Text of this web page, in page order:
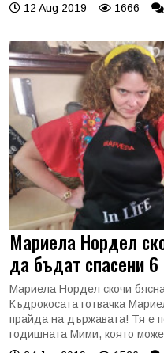
12 Aug 2019
1666
Мариела Нордел
да бъдат спасени
Мариела Нордел скочи
Къдрокосата готвачка
прайда на държавата! Тя е
годишната Мими, която